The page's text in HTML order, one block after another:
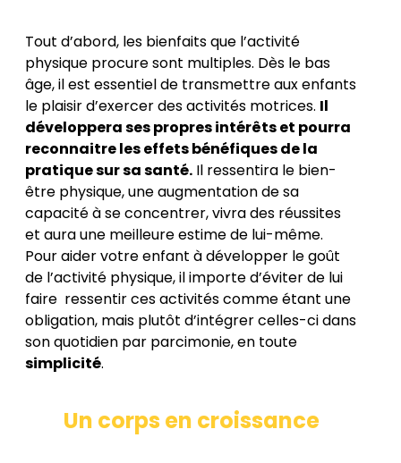
Tout d’abord, les bienfaits que l’activité
physique procure sont multiples. Dès le bas
âge, il est essentiel de transmettre aux enfants
le plaisir d’exercer des activités motrices. Il
développera ses propres intérêts et pourra
reconnaitre les effets bénéfiques de la
pratique sur sa santé. Il ressentira le bien-
être physique, une augmentation de sa
capacité à se concentrer, vivra des réussites
et aura une meilleure estime de lui-même.
Pour aider votre enfant à développer le goût
de l’activité physique, il importe d’éviter de lui
faire ressentir ces activités comme étant une
obligation, mais plutôt d’intégrer celles-ci dans
son quotidien par parcimonie, en toute
simplicité.
Un corps en croissance